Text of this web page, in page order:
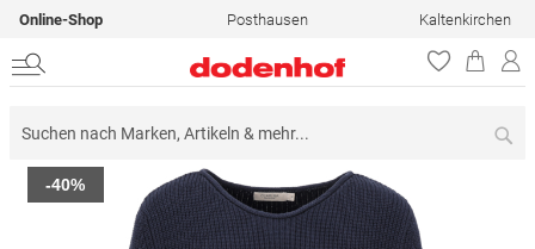
Online-Shop Posthausen Kaltenkirchen
Zum
Ende
-40%